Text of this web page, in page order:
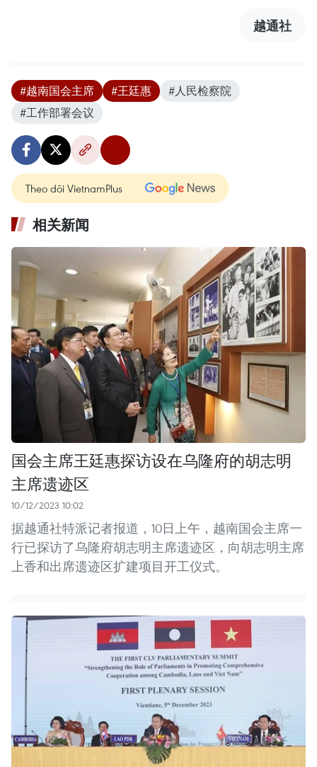
越通社
#越南国会主席 #王廷惠
#人民检察院
#工作部署会议
Theo dõi VietnamPlus
相关新闻
国会主席王廷惠探访设在乌隆府的胡志明
主席遗迹区
10/12/2023 10:02
据越通社特派记者报道，10日上午，越南国会主席一
行已探访了乌隆府胡志明主席遗迹区，向胡志明主席
上香和出席遗迹区扩建项目开工仪式。